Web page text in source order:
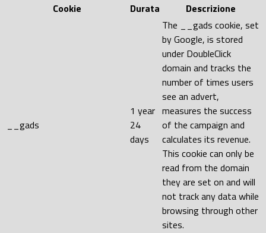
Cookie
Durata Descrizione
__gads
1 year
24
days
The __gads cookie, set
by Google, is stored
under DoubleClick
domain and tracks the
number of times users
see an advert,
measures the success
of the campaign and
calculates its revenue.
This cookie can only be
read from the domain
they are set on and will
not track any data while
browsing through other
sites.